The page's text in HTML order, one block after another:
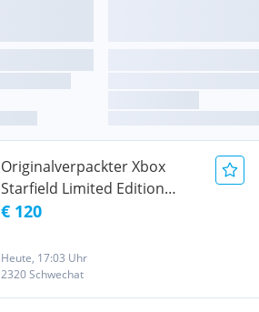
Originalverpackter Xbox
Starfield Limited Edition
Controller
€ 120
Heute, 17:03 Uhr
2320 Schwechat